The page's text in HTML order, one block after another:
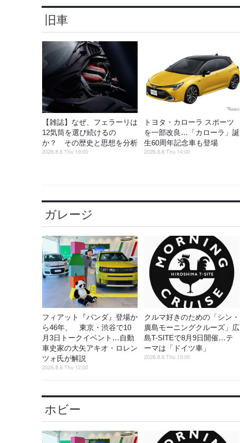
旧車
【雑誌】なぜ、フェラーリは
12気筒を選び続けるの
か？ その歴史と思想を分析
2026.8.6 Thu 19:00
トヨタ・カローラ スポーツ
を一部改良…「カローラ」誕
生60周年記念車も登場
2026.8.6 Thu 14:00
ガレージ
フィアット『パンダ』登場か
ら46年、 東京・渋谷で10
月3日トークイベント…自動
車史家の大矢アキオ・ロレン
ツォ氏が解説
2026.8.6 Thu 12:00
クルマ好きのための「シン・
廣島モーニングクルーズ」広
島T-SITEで8月9日開催…テ
ーマは「ドイツ車」
2026.8.6 Thu 10:00
ホビー